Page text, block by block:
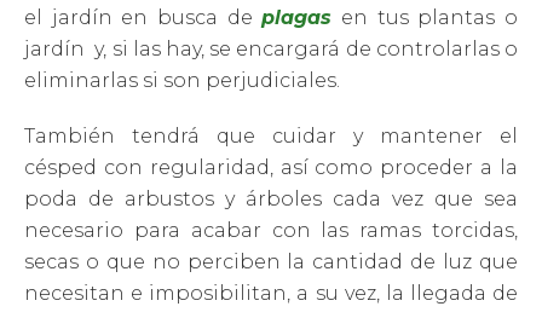
el jardín en busca deplagas en tus plantas o
jardín y, si las hay, se encargará de controlarlas o
eliminarlas si son perjudiciales.
También tendrá que cuidar y mantener el
césped con regularidad, así como proceder a la
poda de arbustos y árboles cada vez que sea
necesario para acabar con las ramas torcidas,
secas o que no perciben la cantidad de luz que
necesitan e imposibilitan, a su vez, la llegada de